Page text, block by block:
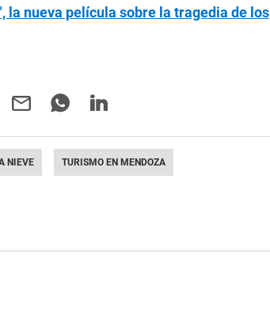
la nueva película sobre la tragedia de los
NIEVE TURISMO EN MENDOZA